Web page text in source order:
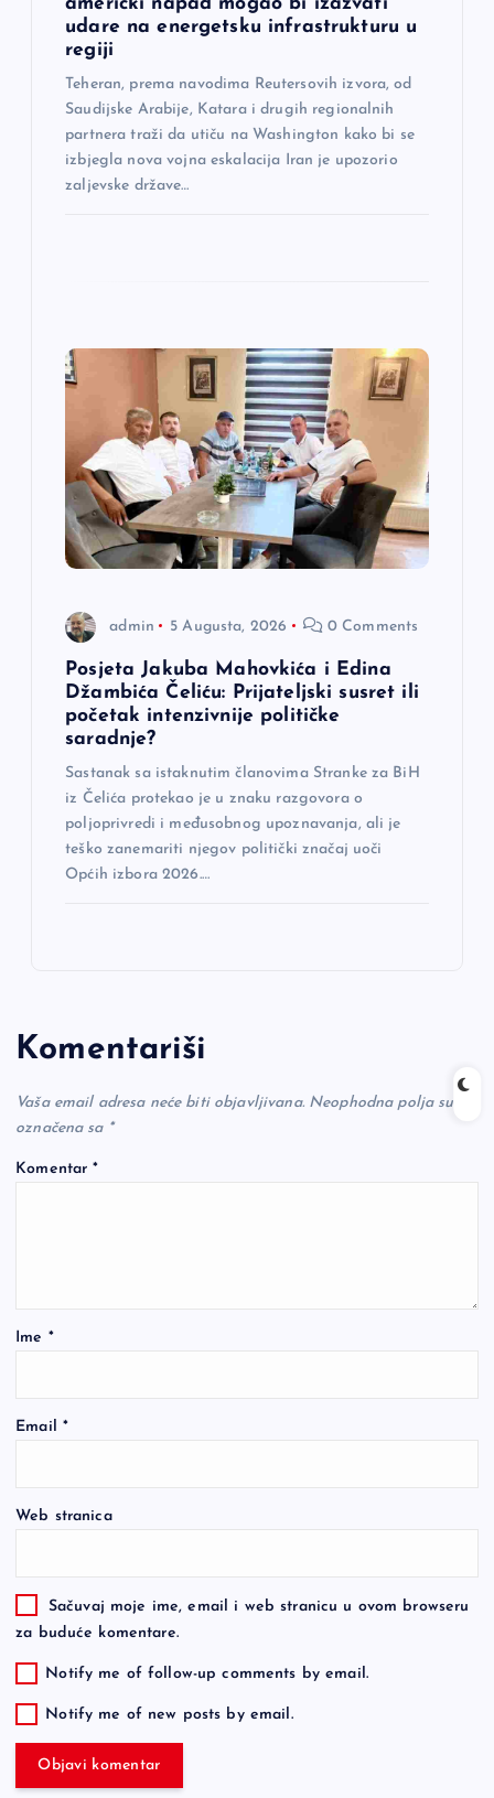
udare na energetsku infrastrukturu u
regiji
Teheran, prema navodima Reutersovih izvora, od
Saudijske Arabije, Katara i drugih regionalnih
partnera traži da utiču na Washington kako bi se
izbjegla nova vojna eskalacija Iran je upozorio
zaljevske države…
admin 5 Augusta, 2026 0 Comments
Posjeta Jakuba Mahovkića i Edina
Džambića Čeliću: Prijateljski susret ili
početak intenzivnije političke
saradnje?
Sastanak sa istaknutim članovima Stranke za BiH
iz Čelića protekao je u znaku razgovora o
poljoprivredi i međusobnog upoznavanja, ali je
teško zanemariti njegov politički značaj uoči
Općih izbora 2026.…
Komentariši
Vaša email adresa neće biti objavljivana. Neophodna polja su
označena sa *
Komentar*
Ime *
Email *
Web stranica
Sačuvaj moje ime, email i web stranicu u ovom browseru
za buduće komentare.
Notify me of follow-up comments by email.
Notify me of new posts by email.